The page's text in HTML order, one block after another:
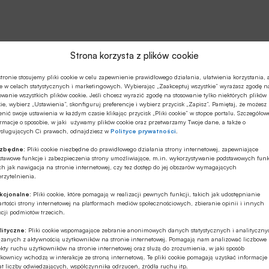
Strona korzysta z plików cookie
stosujemy pliki cookie w celu zapewnienie prawidłowego działania, ułatwienia korzystania, a
w celach statystycznych i marketingowych. Wybierając „Zaakceptuj wszystkie” wyrażasz zgodę
wszystkich plików cookie. Jeśli chcesz wyrazić zgodę na stosowanie tylko niektórych plików
wybierz „Ustawienia”, skonfiguruj preferencje i wybierz przycisk „Zapisz”. Pamiętaj, że możesz
swoje ustawienia w każdym czasie klikając przycisk „Pliki cookie” w stopce portalu.
o sposobie, w jaki używamy plików cookie oraz przetwarzamy Twoje dane, a także o
Ci prawach, odnajdziesz wPolityce prywatności
Pliki cookie niezbędne do prawidłowego działania strony internetowej, zapewniające
funkcje i zabezpieczenia strony umożliwiające, m.in. wykorzystywanie podstawowych
jak nawigacja na stronie internetowej, czy tez dostęp do jej obszarów wymagających
Pliki cookie, które pomagają w realizacji pewnych funkcji, takich jak udostępnianie
strony internetowej na platformach mediów społecznościowych, zbieranie opinii i innych
podmiotów trzecich.
Pliki cookie wspomagające zebranie anonimowych danych statystycznych i
z aktywnością użytkowników na stronie internetowej. Pomagają nam analizować liczbowe
ruchu użytkowników na stronie internetowej oraz służą do zrozumienia, w jaki sposób
wchodzą w interakcje ze stroną internetową. Te pliki cookie pomagają uzyskać informacje
liczby odwiedzających, współczynnika odrzuceń, źródła ruchu itp.
Izby Handlowej w Polsce oraz Międzynarodowego
rozwoju dla polskiej gospodarki związanych
TTIP.
1 Z 1